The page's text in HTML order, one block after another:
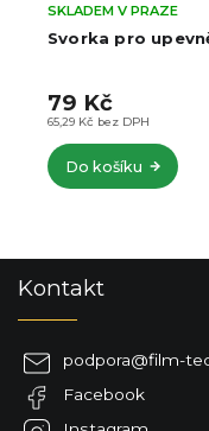
Svorka
SKLADEM V
81,82 Kč bez
Do košíku
Kontakt
podpora@film-
Facebook